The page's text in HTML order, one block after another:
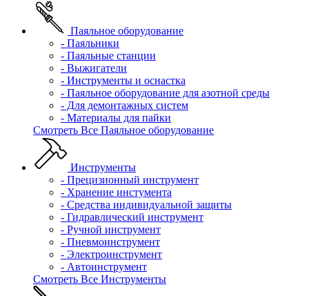
Паяльное оборудование
- Паяльники
- Паяльные станции
- Выжигатели
- Инструменты и оснастка
- Паяльное оборудование для азотной среды
- Для демонтажных систем
- Материалы для пайки
Смотреть Все Паяльное оборудование
Инструменты
- Прецизионный инструмент
- Хранение инстумента
- Средства индивидуальной защиты
- Гидравлический инструмент
- Ручной инструмент
- Пневмоинструмент
- Электроинструмент
- Автоинструмент
Смотреть Все Инструменты